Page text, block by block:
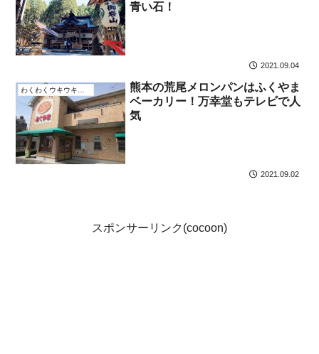
青い石！
2021.09.04
熊本の荒尾メロンパンはふくやま
ベーカリー！万幸堂もテレビで人
気
2021.09.02
スポンサーリンク(cocoon)